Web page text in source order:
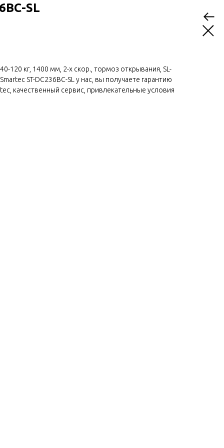
SL
120 кг, 1400 мм, 2-х скор., тормоз открывания, SL-
ST-DC236BC-SL у нас, вы получаете гарантию
качественный сервис, привлекательные условия